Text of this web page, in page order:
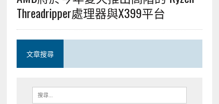
Threadripper處理器與X399平台
文章搜尋